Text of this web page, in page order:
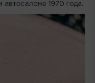
1970 года.